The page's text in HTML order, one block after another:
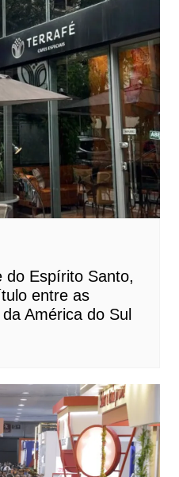
do Espírito Santo,
entre as
América do Sul